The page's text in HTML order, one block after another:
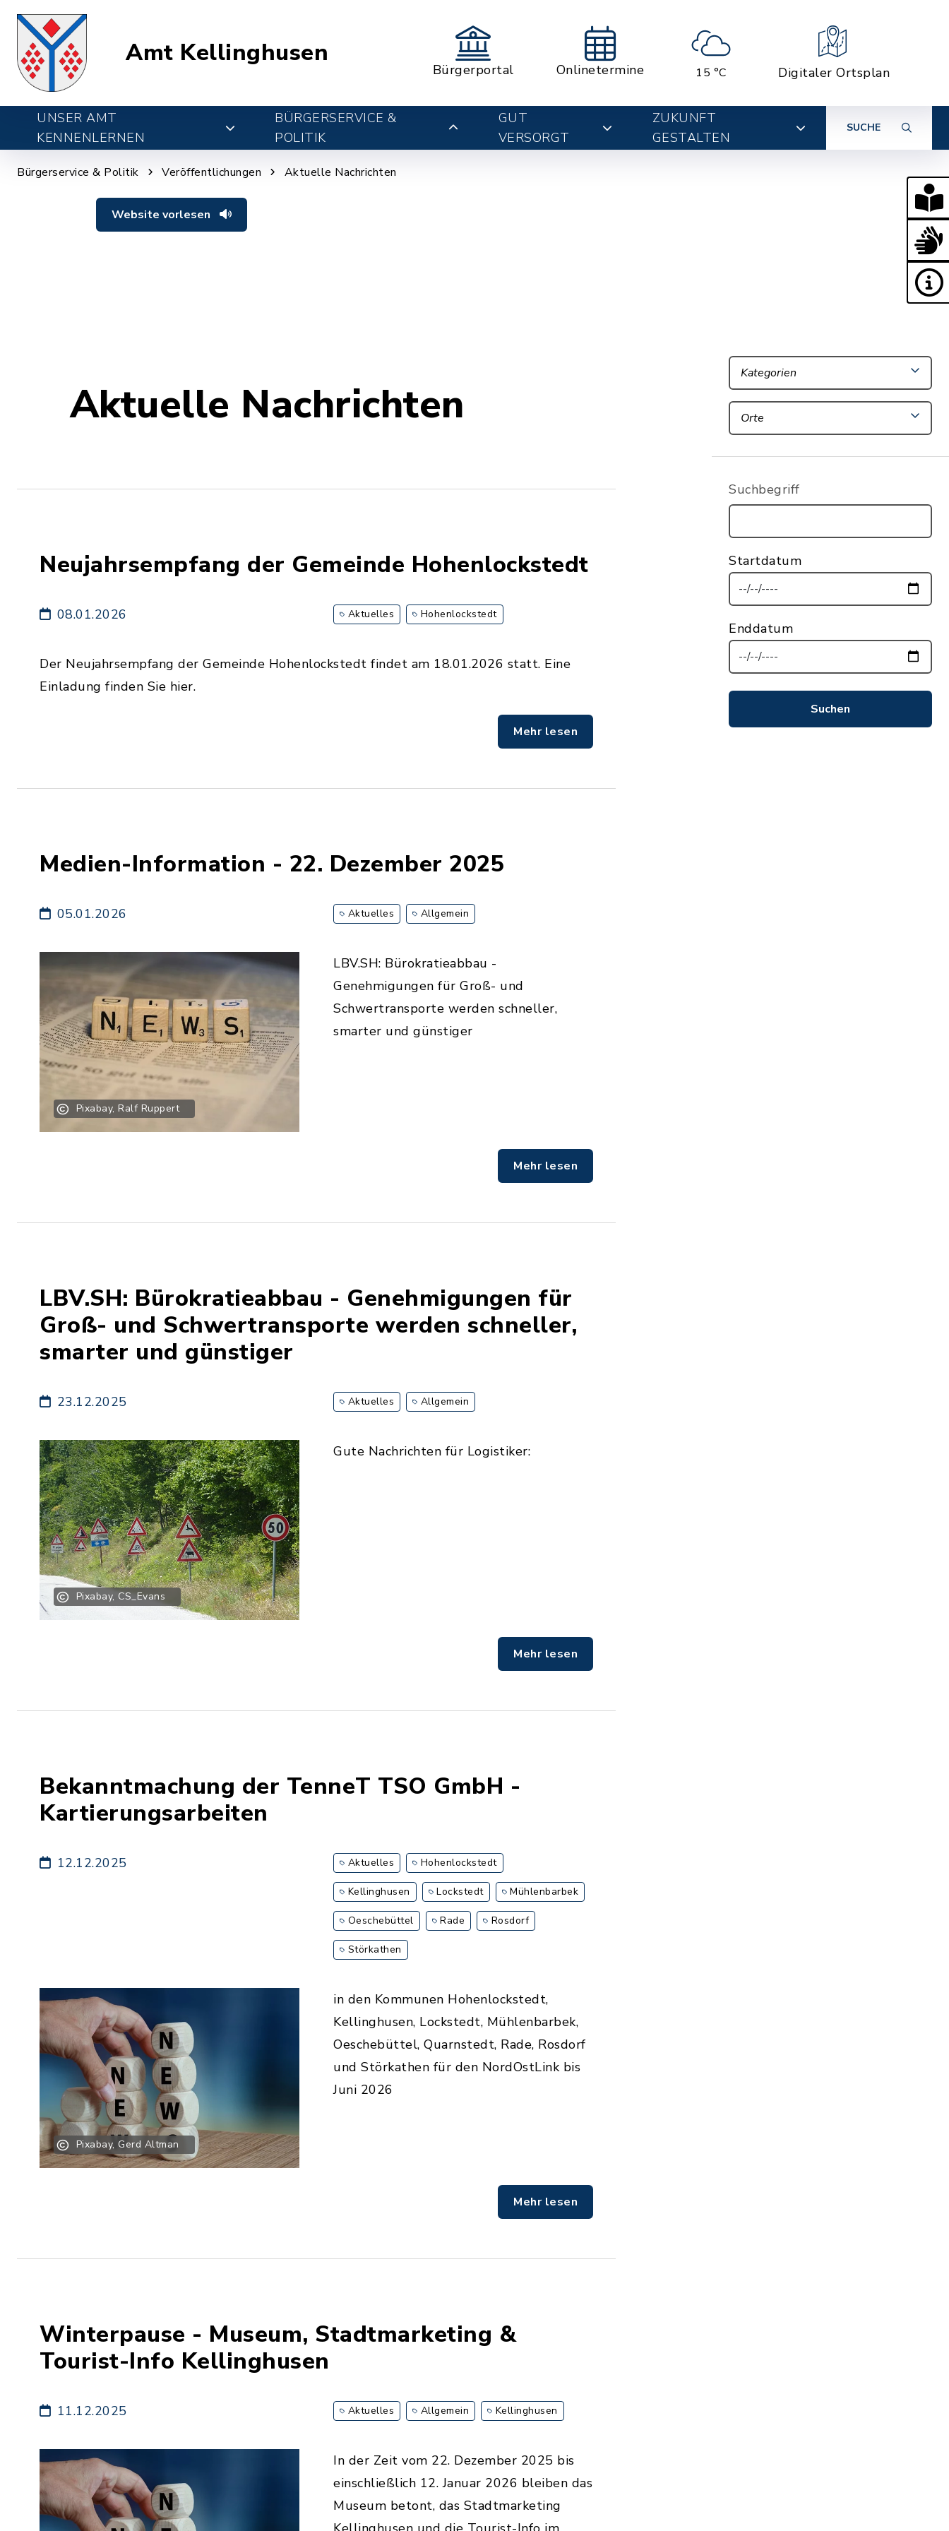
Amt Kellinghusen
Bürgerportal Onlinetermine 15 °C Digitaler Ortsplan
UNSER AMT
KENNENLERNEN
BÜRGERSERVICE &
POLITIK
GUT
VERSORGT
ZUKUNFT
GESTALTEN
SUCHE
Bürgerservice & Politik Veröffentlichungen Aktuelle Nachrichten
Website vorlesen
Aktuelle Nachrichten
Neujahrsempfang der Gemeinde Hohenlockstedt
08.01.2026 Aktuelles Hohenlockstedt
Der Neujahrsempfang der Gemeinde Hohenlockstedt findet am 18.01.2026 statt. Eine
Einladung finden Sie hier.
Mehr lesen
Medien-Information - 22. Dezember 2025
05.01.2026 Aktuelles Allgemein
Pixabay, Ralf Ruppert
LBV.SH: Bürokratieabbau -
Genehmigungen für Groß- und
Schwertransporte werden schneller,
smarter und günstiger
Mehr lesen
LBV.SH: Bürokratieabbau - Genehmigungen für
Groß- und Schwertransporte werden schneller,
smarter und günstiger
23.12.2025 Aktuelles Allgemein
Pixabay, CS_Evans
Gute Nachrichten für Logistiker:
Mehr lesen
Bekanntmachung der TenneT TSO GmbH -
Kartierungsarbeiten
12.12.2025 Aktuelles Hohenlockstedt
Kellinghusen Lockstedt Mühlenbarbek
Oeschebüttel Rade Rosdorf
Störkathen
Pixabay, Gerd Altman
in den Kommunen Hohenlockstedt,
Kellinghusen, Lockstedt, Mühlenbarbek,
Oeschebüttel, Quarnstedt, Rade, Rosdorf
und Störkathen für den NordOstLink bis
Juni 2026
Mehr lesen
Winterpause - Museum, Stadtmarketing &
Tourist-Info Kellinghusen
11.12.2025 Aktuelles Allgemein Kellinghusen
In der Zeit vom 22. Dezember 2025 bis
einschließlich 12. Januar 2026 bleiben das
Museum betont, das Stadtmarketing
Kategorien
Orte
Suchbegriff
Startdatum
Enddatum